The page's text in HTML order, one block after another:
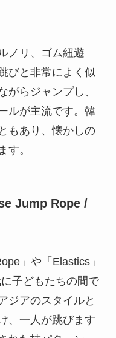
ノリ、ゴム紐遊
びと非常によく似
がらジャンプし、
ルが主流です。韓
もあり、懐かしの
す。
Jump Rope /
」や「Elastics」
子どもたちの間で
ジアのスタイルと
、一人が跳びます